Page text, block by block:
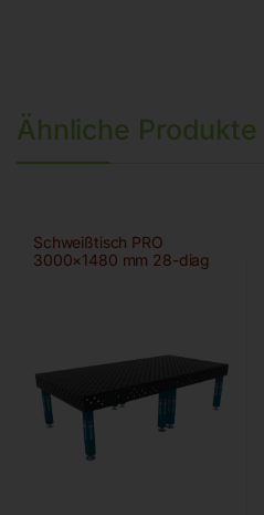
Ähnliche Produkte
Schweißtisch PRO
3000×1480 mm 28-diag